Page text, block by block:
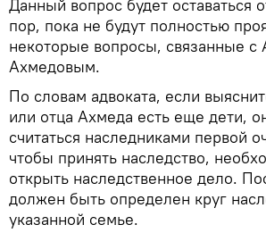
Данный вопрос будет оставаться
пор, пока не будут полностью
некоторые вопросы, связанные с
Ахмедовым.
По словам адвоката, если
или отца Ахмеда есть еще дети,
считаться наследниками первой
чтобы принять наследство,
открыть наследственное дело.
должен быть определен круг
указанной семье.